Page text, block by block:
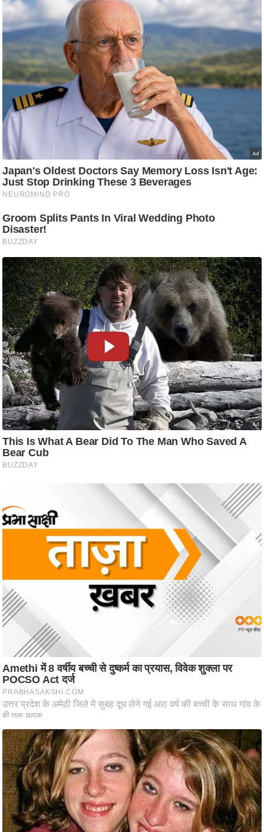
फै
श
न
घ
लू
नु
स्खे
प
र्य
ट
न
स्थ
ल
ट
ने
स
मं
त्रा
रि
ले
श
न
शि
प
रा
ज
नी
वि
श्ले
म
सा
म
क
मा
तृ
भू
मि
स्तं
भ
ए
म
.
आ
र